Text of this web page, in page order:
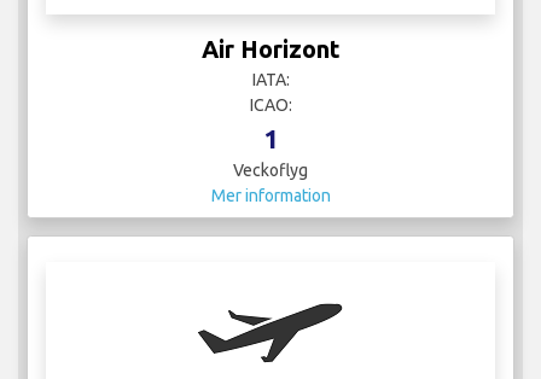
Air Horizont
IATA:
ICAO:
1
Veckoflyg
Mer information